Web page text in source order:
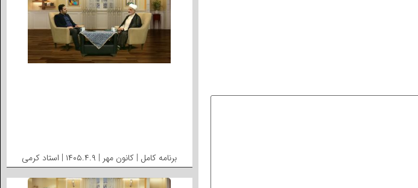
برنامه کامل | کانون مهر | ۱۴۰۵.۴.۹ | استاد کرمی